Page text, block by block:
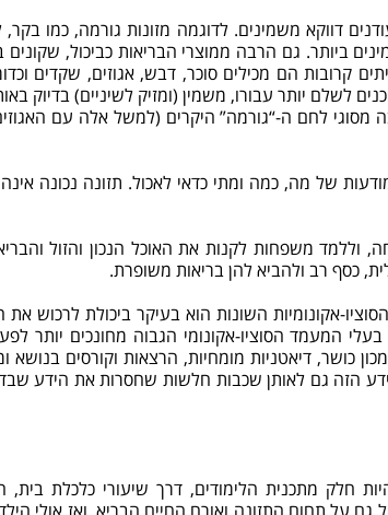
דווקא משמינים. לדוגמה מזונות גורמה, כמו בקר,
ביותר. גם הרבה ממוצרי הבריאות כביכול, שקונים
קרובות הם מכילים סוכר, דבש, אגוזים, שקדים
לשלם יותר עבורו, משמין (ומזיק לשיניים) בדיוק
מסוגי לחם ה-“גורמה” היקרים (למשל אלה עם
של מה, כמה ומתי כדאי לאכול. תזונה נכונה
משפחות לקנות את האוכל הנכון והזול
כסף רב ולהביא להן בריאות משופרת.
אקונומיות השונות הוא בעיקר ביכולת לרכוש את
המעמד הסוציו-אקונומי הגבוה מחונכים יותר
כושר, דיאטניות מומחיות, הרצאות וקורסים בנושא
הזה גם לאותן שכבות חלשות שחסרות את הידע
חלק מתכנית הלימודים, דרך שיעורי כלכלת בית,